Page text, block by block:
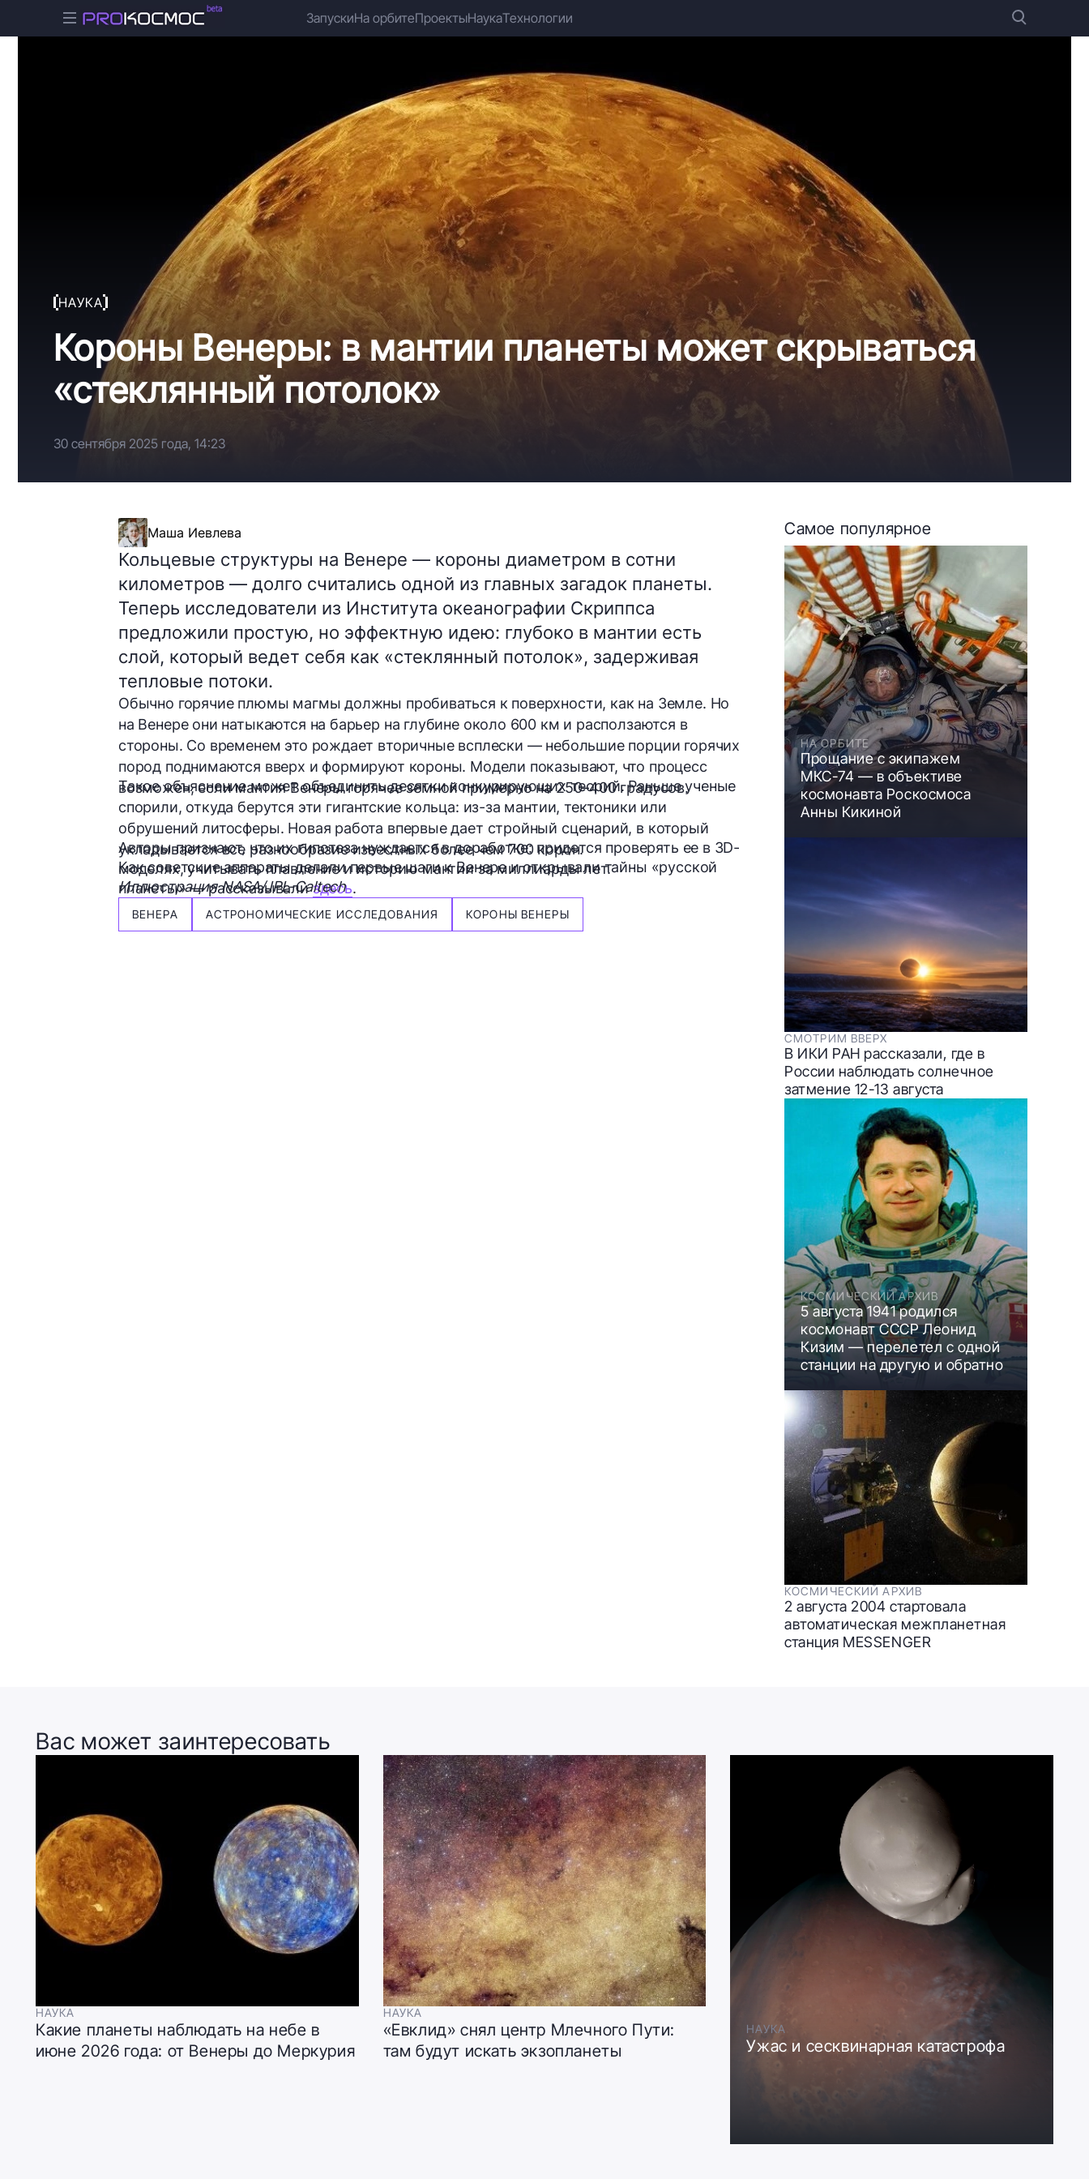
ЗапускиНа орбитеПроектыНаукаТехнологии
НАУКА
Короны Венеры: в мантии планеты может скрываться
«стеклянный потолок»
30 сентября 2025 года, 14:23
Маша Иевлева
Кольцевые структуры на Венере — короны диаметром в сотни
километров — долго считались одной из главных загадок планеты.
Теперь исследователи из Института океанографии Скриппса
предложили простую, но эффектную идею: глубоко в мантии есть
слой, который ведет себя как «стеклянный потолок», задерживая
тепловые потоки.
Обычно горячие плюмы магмы должны пробиваться к поверхности, как на Земле. Но
на Венере они натыкаются на барьер на глубине около 600 км и расползаются в
стороны. Со временем это рождает вторичные всплески — небольшие порции горячих
пород поднимаются вверх и формируют короны. Модели показывают, что процесс
возможен, если мантия Венеры горячее земной примерно на 250–400 градусов.
Такое объяснение может объединить десятки конкурирующих теорий. Раньше ученые
спорили, откуда берутся эти гигантские кольца: из-за мантии, тектоники или
обрушений литосферы. Новая работа впервые дает стройный сценарий, в который
укладывается все разнообразие известных более чем 700 корон.
Авторы признают, что их гипотеза нуждается в доработке: придется проверять ее в 3D-
моделях, учитывать плавление и историю мантии за миллиарды лет.
Как советские аппараты делали первые шаги к Венере и открывали тайны «русской
планеты» — рассказывализдесь.
Иллюстрация NASA/JPL-Caltech
ВЕНЕРА АСТРОНОМИЧЕСКИЕ ИССЛЕДОВАНИЯ КОРОНЫ ВЕНЕРЫ
Самое популярное
НА ОРБИТЕ
Прощание с экипажем
МКС-74 — в объективе
космонавта Роскосмоса
Анны Кикиной
СМОТРИМ ВВЕРХ
В ИКИ РАН рассказали, где в
России наблюдать солнечное
затмение 12-13 августа
КОСМИЧЕСКИЙ АРХИВ
5 августа 1941 родился
космонавт СССР Леонид
Кизим — перелетел с одной
станции на другую и обратно
КОСМИЧЕСКИЙ АРХИВ
2 августа 2004 стартовала
автоматическая межпланетная
станция MESSENGER
Вас может заинтересовать
НАУКА
Какие планеты наблюдать на небе в
июне 2026 года: от Венеры до Меркурия
НАУКА
«Евклид» снял центр Млечного Пути:
там будут искать экзопланеты
НАУКА
Ужас и сесквинарная катастрофа